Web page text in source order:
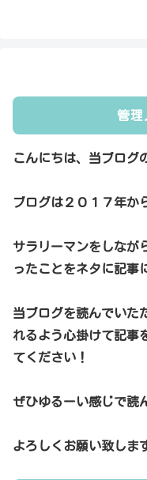
管理
こんにちは、当ブログ
ブログは２０１７年か
サラリーマンをしなが
ったことをネタに記事
当ブログを読んでいた
れるよう心掛けて記事
てください！
ぜひゆるーい感じで読
よろしくお願い致しま